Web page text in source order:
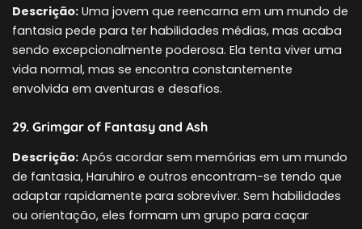
Descrição: Uma jovem que reencarna em um mundo de
fantasia pede para ter habilidades médias, mas acaba
sendo excepcionalmente poderosa. Ela tenta viver uma
vida normal, mas se encontra constantemente
envolvida em aventuras e desafios.
29. Grimgar of Fantasy and Ash
Descrição: Após acordar sem memórias em um mundo
de fantasia, Haruhiro e outros encontram-se tendo que
adaptar rapidamente para sobreviver. Sem habilidades
ou orientação, eles formam um grupo para caçar